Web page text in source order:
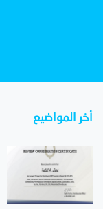
أخر المواضيع